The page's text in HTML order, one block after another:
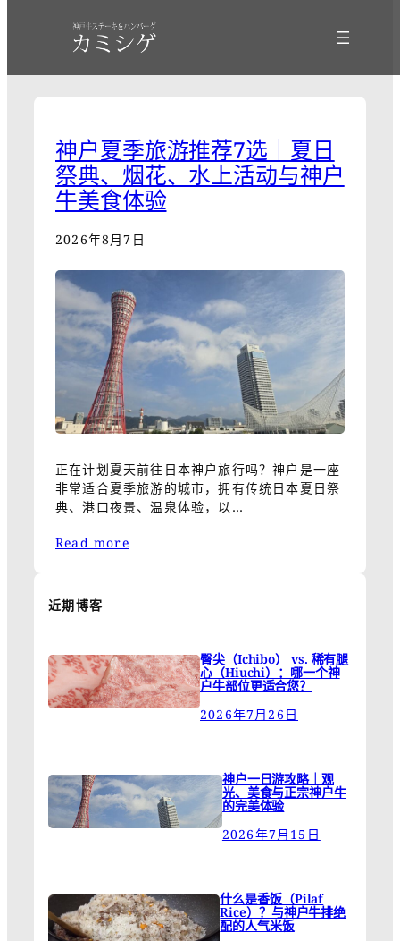
神户夏季旅游推荐7选｜夏日
祭典、烟花、水上活动与神户
牛美食体验
2026年8月7日
正在计划夏天前往日本神户旅行吗？神户是一座
非常适合夏季旅游的城市，拥有传统日本夏日祭
典、港口夜景、温泉体验，以…
Read more
近期博客
臀尖（Ichibo） vs. 稀有腿
心（Hiuchi）：哪一个神
户牛部位更适合您？
2026年7月26日
神户一日游攻略｜观
光、美食与正宗神户牛
的完美体验
2026年7月15日
什么是香饭（Pilaf
Rice）？与神户牛排绝
配的人气米饭